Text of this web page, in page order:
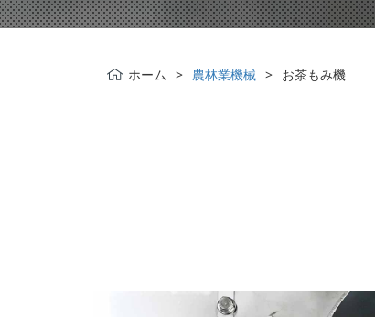
ホーム 農林業機械 お茶もみ機